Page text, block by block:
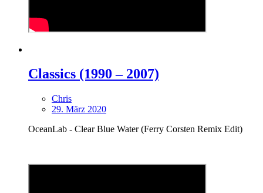
Classics (1990 – 2007)
Chris
29. März 2020
OceanLab - Clear Blue Water (Ferry Corsten Remix Edit)